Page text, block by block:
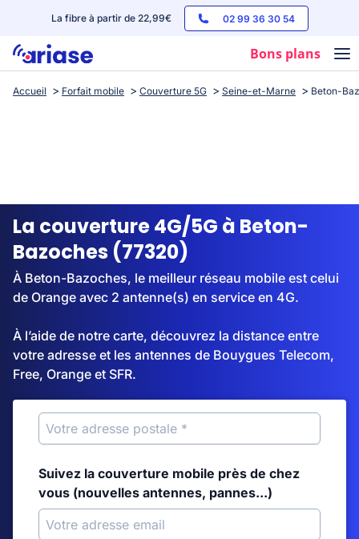
La fibre à partir de 22,99€ 02 99 36 30 54
Bons plans
Box internet
Streaming
Accueil Forfait mobile Couverture 5G Seine-et-Marne Beton-
La couverture 4G/5G à Beton-
Bazoches (77320)
À Beton-Bazoches, le meilleur réseau mobile est celui
de Orange avec 2 antenne(s) en service en 4G.
À l’aide de notre carte, découvrez la distance entre
votre adresse et les antennes de Bouygues Telecom,
Free, Orange et SFR.
Suivez la couverture mobile près de chez
vous (nouvelles antennes, pannes...)